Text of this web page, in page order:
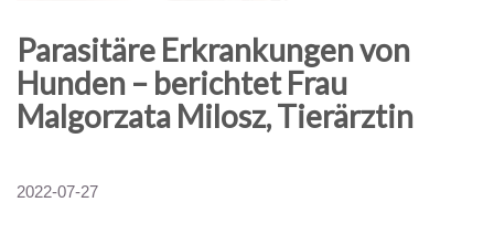
Parasitäre Erkrankungen von
Hunden – berichtet Frau
Malgorzata Milosz, Tierärztin
2022-07-27